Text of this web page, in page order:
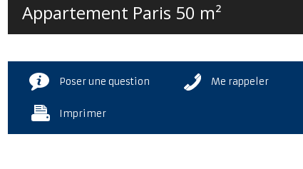
Appartement Paris 50 m²
Poser une question Me rappeler
Imprimer